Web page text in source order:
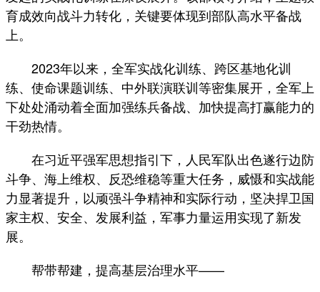
育成效向战斗力转化，关键要体现到部队高水平备战
上。
2023年以来，全军实战化训练、跨区基地化训
练、使命课题训练、中外联演联训等密集展开，全军上
下处处涌动着全面加强练兵备战、加快提高打赢能力的
干劲热情。
在习近平强军思想指引下，人民军队出色遂行边防
斗争、海上维权、反恐维稳等重大任务，威慑和实战能
力显著提升，以顽强斗争精神和实际行动，坚决捍卫国
家主权、安全、发展利益，军事力量运用实现了新发
展。
帮带帮建，提高基层治理水平——